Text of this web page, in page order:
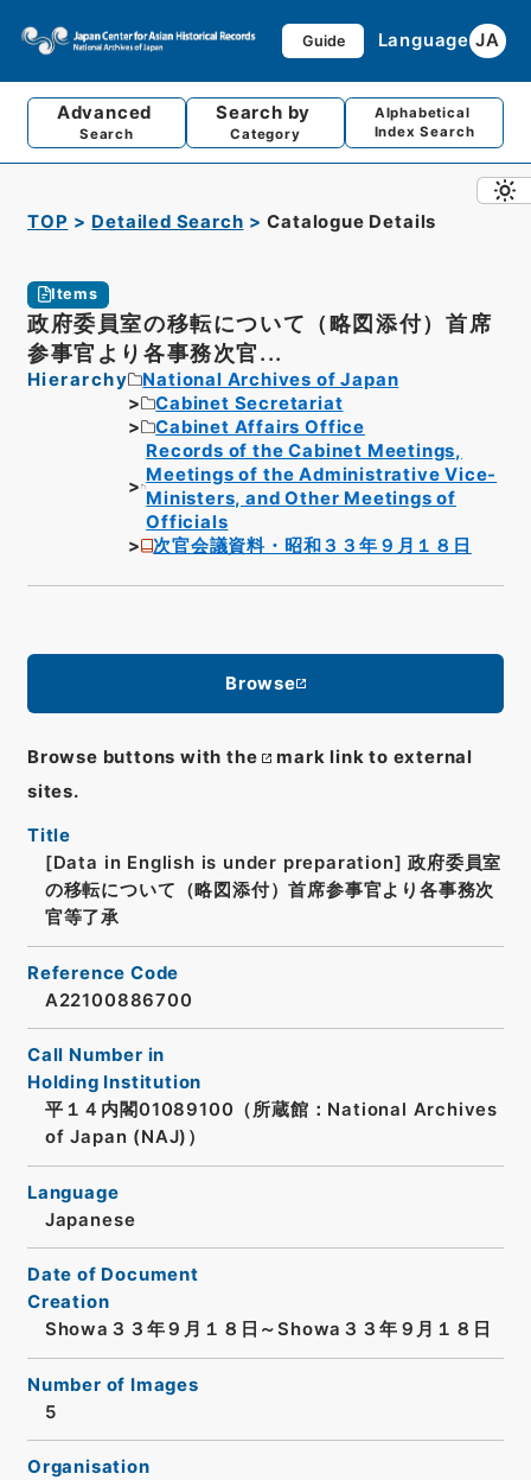
Guide Language JA
Advanced
Search
Search by
Category
Alphabetical
Index Search
TOP Detailed Search Catalogue Details
Items
政府委員室の移転について（略図添付）首席
参事官より各事務次官...
Hierarchy
National Archives of Japan
Cabinet Secretariat
Cabinet Affairs Office
Records of the Cabinet Meetings,
Meetings of the Administrative Vice-
Ministers, and Other Meetings of
Officials
次官会議資料・昭和３３年９月１８日
Browse
Browse buttons with the
mark link to external
sites.
Title
[Data in English is under preparation] 政府委員室
の移転について（略図添付）首席参事官より各事務次
官等了承
Reference Code
A22100886700
Call Number in
Holding Institution
平１４内閣01089100（所蔵館：National Archives
of Japan (NAJ)）
Language
Japanese
Date of Document
Creation
Showa３３年９月１８日～Showa３３年９月１８日
Number of Images
5
Organisation